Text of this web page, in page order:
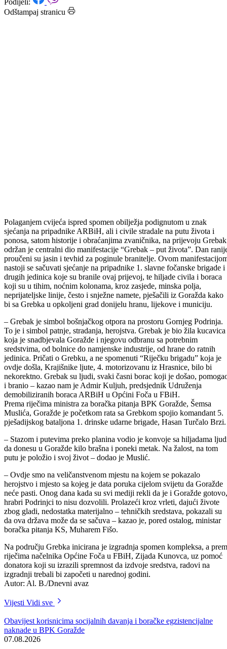
Datum: 13.08.2016.
sjećanja na pripadnike ARBiH, ali i civile stradale na putu života i
ponosa, satom historije i obraćanjima zvaničnika, na prijevoju Grebak
održan je centralni dio manifestacije “Grebak – put života”. Dan
proučeni su jasin i tevhid za poginule branitelje. Ovom
nastoji se sačuvati sjećanje na pripadnike 1. slavne fočanske brigade i
drugih jedinica koje su branile ovaj prijevoj, te hiljade civila i boraca
koji su u tihim, noćnim kolonama, kroz zasjede, minska polja,
neprijateljske linije, često i snježne namete, pješačili iz Goražda kako
bi sa Grebka u opkoljeni grad donijelu hranu, lijekove i municiju.
– Grebak je simbol bošnjačkog otpora na prostoru Gornjeg Podrinja.
To je i simbol patnje, stradanja, herojstva. Grebak je bio žila kucavica
koja je snadbjevala Goražde i njegovu odbranu sa potrebnim
jedinica. Pričati o Grebku, a ne spomenuti “Riječku brigadu” koja je
nekorektno. Grebak su ljudi, svaki časni borac koji je došao,
i branio – kazao nam je Admir Kuljuh, predsjednik Udruženja
demobiliziranih boraca ARBiH u Općini Foča u FBiH.